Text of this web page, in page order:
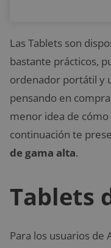
Las Tablets son
bastante prácticos,
ordenador portátil y
pensando en
menor idea de
continuación te
de gama alta.
Tablets
Para los usuarios